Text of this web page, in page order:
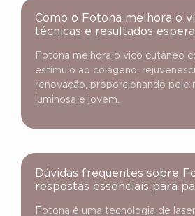
Como o Fotona melhora o
técnicas e resultados
Fotona melhora o viço cutâneo
estímulo ao colágeno,
renovação, proporcionando pele
luminosa e jovem.
Dúvidas frequentes sobre
respostas essenciais para
Fotona é uma tecnologia de